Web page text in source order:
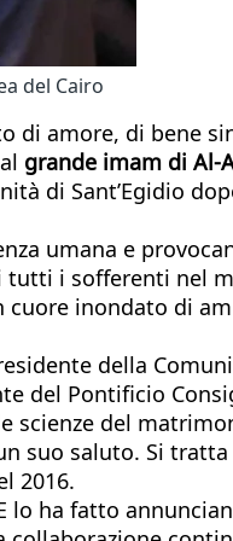
del Cairo
amore, di bene
grande imam di Al-
di Sant’Egidio
umana e
i sofferenti nel
inondato di
della
del Pontificio
del
suo saluto. Si
2016.
lo ha fatto